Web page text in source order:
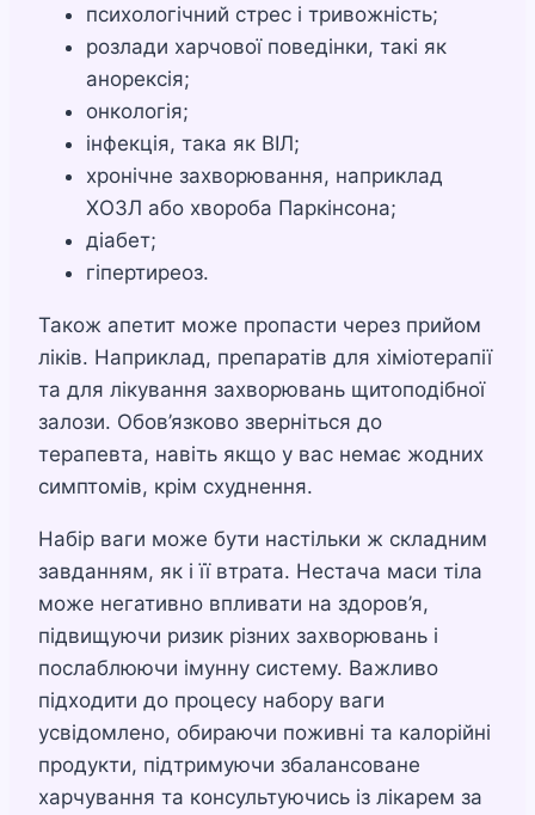
психологічний стрес і тривожність;
розлади харчової поведінки, такі як
анорексія;
онкологія;
інфекція, така як ВІЛ;
хронічне захворювання, наприклад
ХОЗЛ або хвороба Паркінсона;
діабет;
гіпертиреоз.
Також апетит може пропасти через прийом
ліків. Наприклад, препаратів для хіміотерапії
та для лікування захворювань щитоподібної
залози. Обов’язково зверніться до
терапевта, навіть якщо у вас немає жодних
симптомів, крім схуднення.
Набір ваги може бути настільки ж складним
завданням, як і її втрата. Нестача маси тіла
може негативно впливати на здоров’я,
підвищуючи ризик різних захворювань і
послаблюючи імунну систему. Важливо
підходити до процесу набору ваги
усвідомлено, обираючи поживні та калорійні
продукти, підтримуючи збалансоване
харчування та консультуючись із лікарем за